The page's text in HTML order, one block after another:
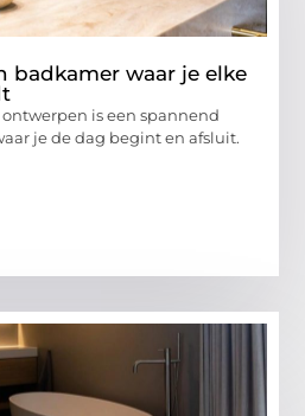
badkamer waar je elke
is een spannend
je de dag begint en afsluit.